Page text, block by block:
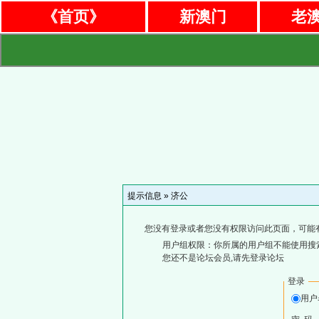
《首页》 新澳门 老
提示信息 » 济公
您没有登录或者您没有权限访问此页面，可能
用户组权限：你所属的用户组不能使用搜
您还不是论坛会员,请先登录论坛
登录
用